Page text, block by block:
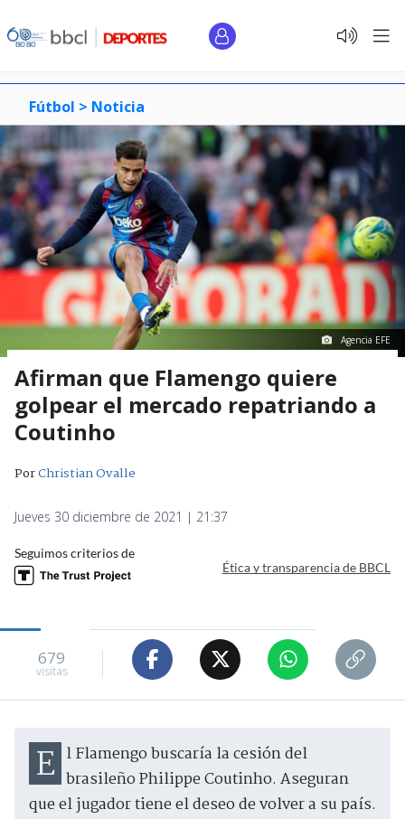
Fútbol > Noticia
Agencia EFE
Afirman que Flamengo quiere
golpear el mercado repatriando a
Coutinho
PorChristian Ovalle
Jueves 30 diciembre de 2021 | 21:37
Seguimos criterios de
Ética y transparencia de BBCL
679
visitas
El Flamengo buscaría la cesión del brasileño Philippe Coutinho. Aseguran
que el jugador tiene el deseo de volver a su país.